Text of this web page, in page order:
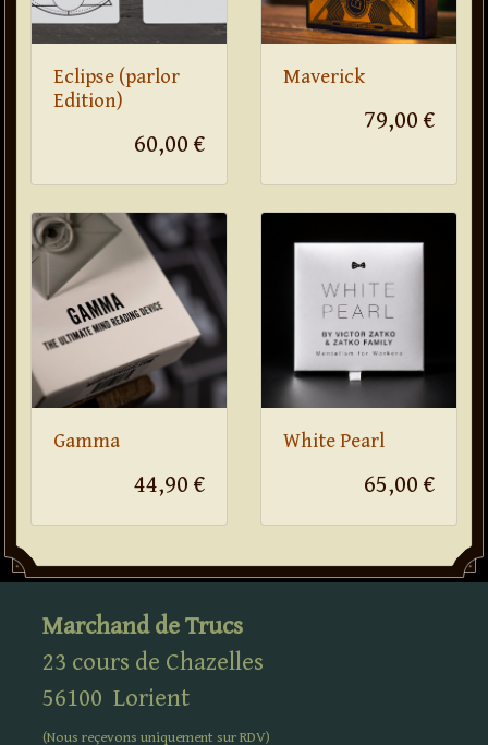
Eclipse (parlor
Edition)
60,00 €
Maverick
79,00 €
Gamma
44,90 €
White Pearl
65,00 €
Marchand de Trucs
23 cours de Chazelles
56100 Lorient
(Nous reçevons uniquement surRDV)